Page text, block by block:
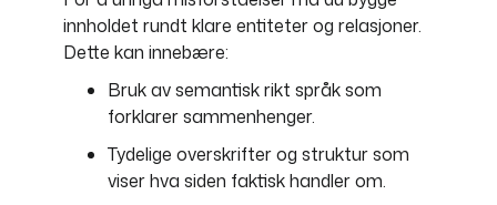
innholdet rundt klare entiteter og relasjoner.
Dette kan innebære:
Bruk av semantisk rikt språk som
forklarer sammenhenger.
Tydelige overskrifter og struktur som
viser hva siden faktisk handler om.